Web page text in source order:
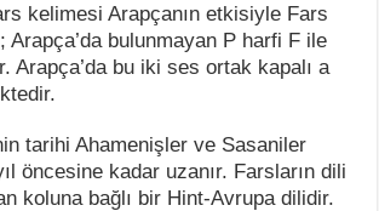
kelimesi Arapçanın etkisiyle Fars
Arapça’da bulunmayan P harfi F ile
Arapça’da bu iki ses ortak kapalı a
tarihi Ahamenişler ve Sasaniler
öncesine kadar uzanır. Farsların dili
koluna bağlı bir Hint-Avrupa dilidir.